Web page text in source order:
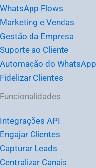
WhatsApp Flows
Marketing e Vendas
Gestão da Empresa
Suporte ao Cliente
Automação do WhatsApp
Fidelizar Clientes
Funcionalidades
Integrações API
Engajar Clientes
Capturar Leads
Centralizar Canais